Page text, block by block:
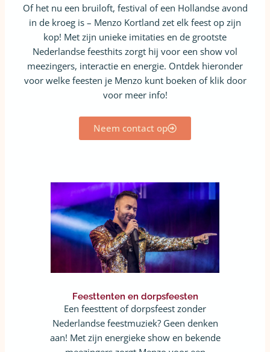
Hilarische imitaties
Meer over imitaties
Of het nu een bruiloft, festival of een Hollandse avond
in de kroeg is – Menzo Kortland zet elk feest op zijn
kop! Met zijn unieke imitaties en de grootste
Nederlandse feesthits zorgt hij voor een show vol
meezingers, interactie en energie. Ontdek hieronder
voor welke feesten je Menzo kunt boeken of klik door
voor meer info!
Neem contact op
Feesttenten en dorpsfeesten
Een feesttent of dorpsfeest zonder
Nederlandse feestmuziek? Geen denken
aan! Met zijn energieke show en bekende